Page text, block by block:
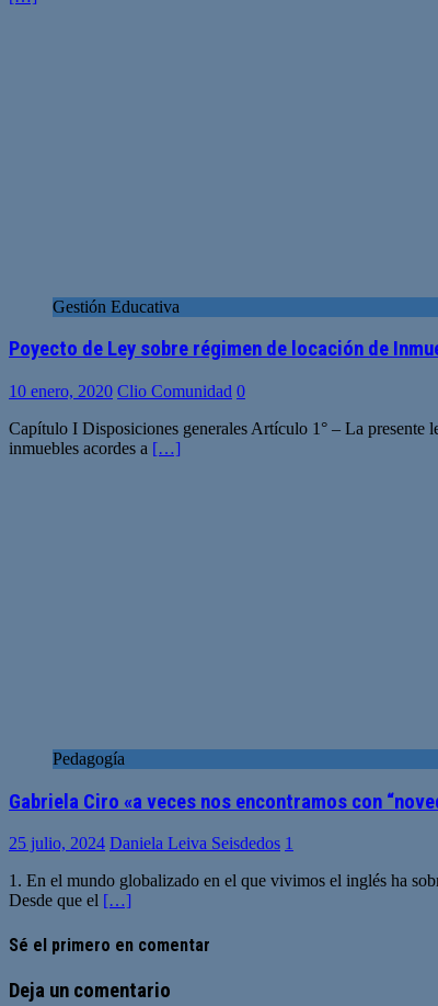
Gestión Educativa
Poyecto de Ley sobre régimen de locación de
10 enero, 2020 Clio Comunidad 0
Capítulo I Disposiciones generales Artículo 1° – La presente
inmuebles acordes a […]
Pedagogía
Gabriela Ciro «a veces nos encontramos con
25 julio, 2024 Daniela Leiva Seisdedos 1
1. En el mundo globalizado en el que vivimos el inglés ha
Desde que el […]
Sé el primero en comentar
Deja un comentario